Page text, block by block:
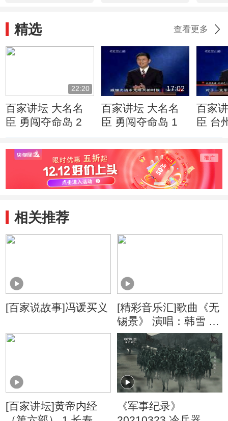
精选 查看更多
22:20
百家讲坛 大名名
臣 勇闯夺命岛 2
17:02
百家讲坛 大名名
臣 勇闯夺命岛 1
百家
臣 台
相关推荐
[百家说故事]冯谖买义
[精彩音乐汇]歌曲《无
锡景》 演唱：韩雪 评
弹：钱炎君
[百家讲坛]黄帝内经
《军事纪录》